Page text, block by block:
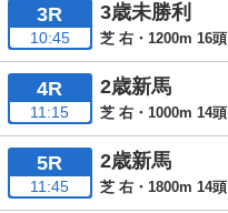
3R
10:45
3歳未勝利
芝 右・1200m 16頭
4R
11:15
2歳新馬
芝 右・1000m 14頭
5R
11:45
2歳新馬
芝 右・1800m 14頭